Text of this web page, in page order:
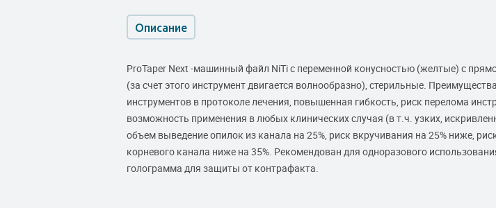
Описание
ProTaper Next -машинный файл NiTi с переменной конусностью (желтые) с
(за счет этого инструмент двигается волнообразно), стерильные.
инструментов в протоколе лечения, повышенная гибкость, риск перелома
возможность применения в любых клинических случая (в т.ч. узких,
объем выведение опилок из канала на 25%, риск вкручивания на 25% ниже,
корневого канала ниже на 35%. Рекомендован для одноразового
голограмма для защиты от контрафакта.